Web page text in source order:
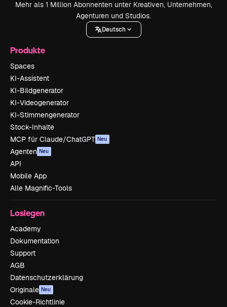
Mehr als 1 Million Abonnenten unter Kreativen, Unternehmen,
Agenturen und Studios.
Deutsch
Produkte
Spaces
KI-Assistent
KI-Bildgenerator
KI-Videogenerator
KI-Stimmengenerator
Stock-Inhalte
MCP für Claude/ChatGPT Neu
Agenten Neu
API
Mobile App
Alle Magnific-Tools
Loslegen
Academy
Dokumentation
Support
AGB
Datenschutzerklärung
Originale Neu
Cookie-Richtlinie